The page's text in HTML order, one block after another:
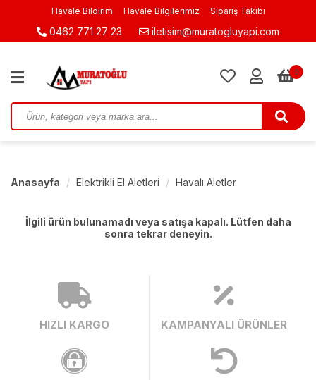
Havale Bildirim Havale Bilgilerimiz Sipariş Takibi
0462 771 27 23 iletisim@muratogluyapi.com
0
Anasayfa Elektrikli El Aletleri Havalı Aletler
İlgili ürün bulunamadı veya satışa kapalı. Lütfen daha
sonra tekrar deneyin.
HIZLI KARGO KAMPANYALI ÜRÜNLER